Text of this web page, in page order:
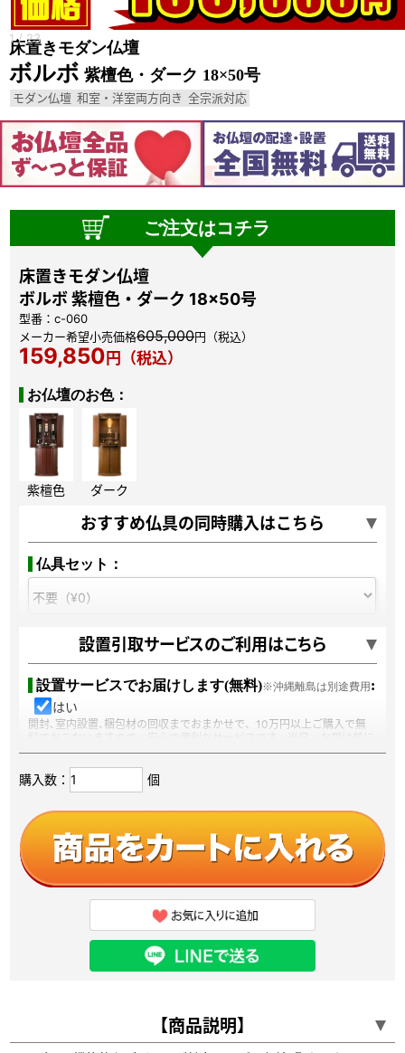
1/23
床置きモダン仏壇
ボルボ 紫檀色・ダーク 18×50号
モダン仏壇 和室・洋室両方向き 全宗派対応
ご注文はコチラ
床置きモダン仏壇
ボルボ 紫檀色・ダーク 18×50号
型番：c-060
メーカー希望小売価格605,000円（税込）
159,850 円（税込）
お仏壇のお色：
紫檀色 ダーク
おすすめ仏具の同時購入はこちら
仏具セット：
ご宗派：
設置引取サービスのご利用はこちら
設置サービスでお届けします(無料)※沖縄離島は別途費用 :
はい
開封､室内設置､梱包材の回収までおまかせで、10万円以上ご購入で無
ドライバーから電話連絡があるので安心してお待ちください。
楽々設置宅急便サービスなら
開封､室内設置､梱包材
おまかせで、おこないます。
開封､室内設置､梱包材の回収までおまかせで、10万円以上ご購入で無
料でおこないますので、安心で便利なサービスです。当日、お届け前に
ドライバーから電話連絡があるので安心してお待ちください。
お仏壇引取りサービス:
当店でお仏壇・祖霊舎をご購入していただいたお客様を対象に、今まで
使用していた古いお仏壇・祖霊舎のお引き取り＆処分をさせていただく
購入数： 個
【商品説明】